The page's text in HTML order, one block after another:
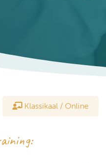
Klassikaal / Online